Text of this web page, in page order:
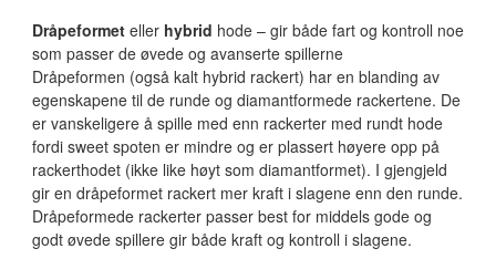
Dråpeformeteller hybrid hode – gir både fart og kontroll noe
som passer de øvede og avanserte spillerne
Dråpeformen (også kalt hybrid rackert) har en blanding av
egenskapene til de runde og diamantformede rackertene. De
er vanskeligere å spille med enn rackerter med rundt hode
fordi sweet spoten er mindre og er plassert høyere opp på
rackerthodet (ikke like høyt som diamantformet). I gjengjeld
gir en dråpeformet rackert mer kraft i slagene enn den runde.
Dråpeformede rackerter passer best for middels gode og
godt øvede spillere gir både kraft og kontroll i slagene.